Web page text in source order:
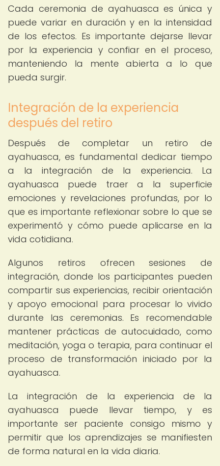
Cada ceremonia de ayahuasca es única y
puede variar en duración y en la intensidad
de los efectos. Es importante dejarse llevar
por la experiencia y confiar en el proceso,
manteniendo la mente abierta a lo que
pueda surgir.
Integración de la experiencia
después del retiro
Después de completar un retiro de
ayahuasca, es fundamental dedicar tiempo
a la integración de la experiencia. La
ayahuasca puede traer a la superficie
emociones y revelaciones profundas, por lo
que es importante reflexionar sobre lo que se
experimentó y cómo puede aplicarse en la
vida cotidiana.
Algunos retiros ofrecen sesiones de
integración, donde los participantes pueden
compartir sus experiencias, recibir orientación
y apoyo emocional para procesar lo vivido
durante las ceremonias. Es recomendable
mantener prácticas de autocuidado, como
meditación, yoga o terapia, para continuar el
proceso de transformación iniciado por la
ayahuasca.
La integración de la experiencia de la
ayahuasca puede llevar tiempo, y es
importante ser paciente consigo mismo y
permitir que los aprendizajes se manifiesten
de forma natural en la vida diaria.